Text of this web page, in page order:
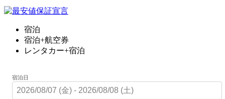
宿泊
宿泊+航空券
レンタカー+宿泊
宿泊日